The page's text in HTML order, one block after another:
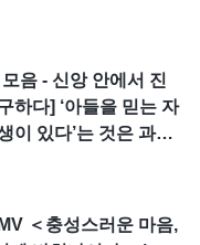
모음 - 신앙 안에서 진
하다] ‘아들을 믿는 자
이 있다’는 것은 과연
＜충성스러운 마음,